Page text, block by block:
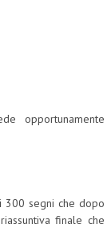
opportunamente
300 segni che dopo
finale che